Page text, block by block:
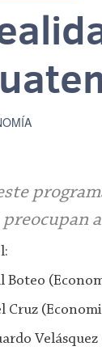
preocupan
Boteo
Cruz